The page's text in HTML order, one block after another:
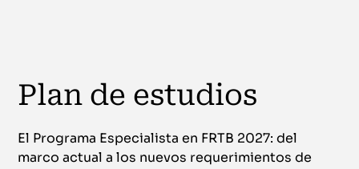
Plan de estudios
El Programa Especialista en FRTB 2027: del
marco actual a los nuevos requerimientos de